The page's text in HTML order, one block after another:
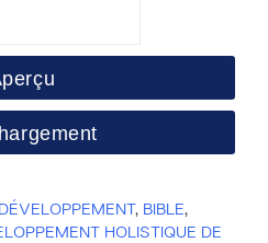
, BIBLE,
HOLISTIQUE DE